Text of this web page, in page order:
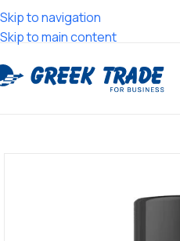
Skip to navigation
Skip to main content